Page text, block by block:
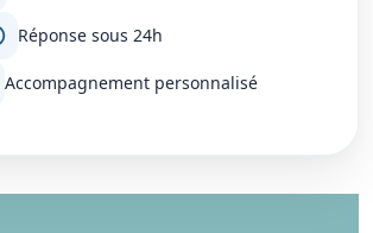
Réponse sous 24h
Accompagnement personnalisé